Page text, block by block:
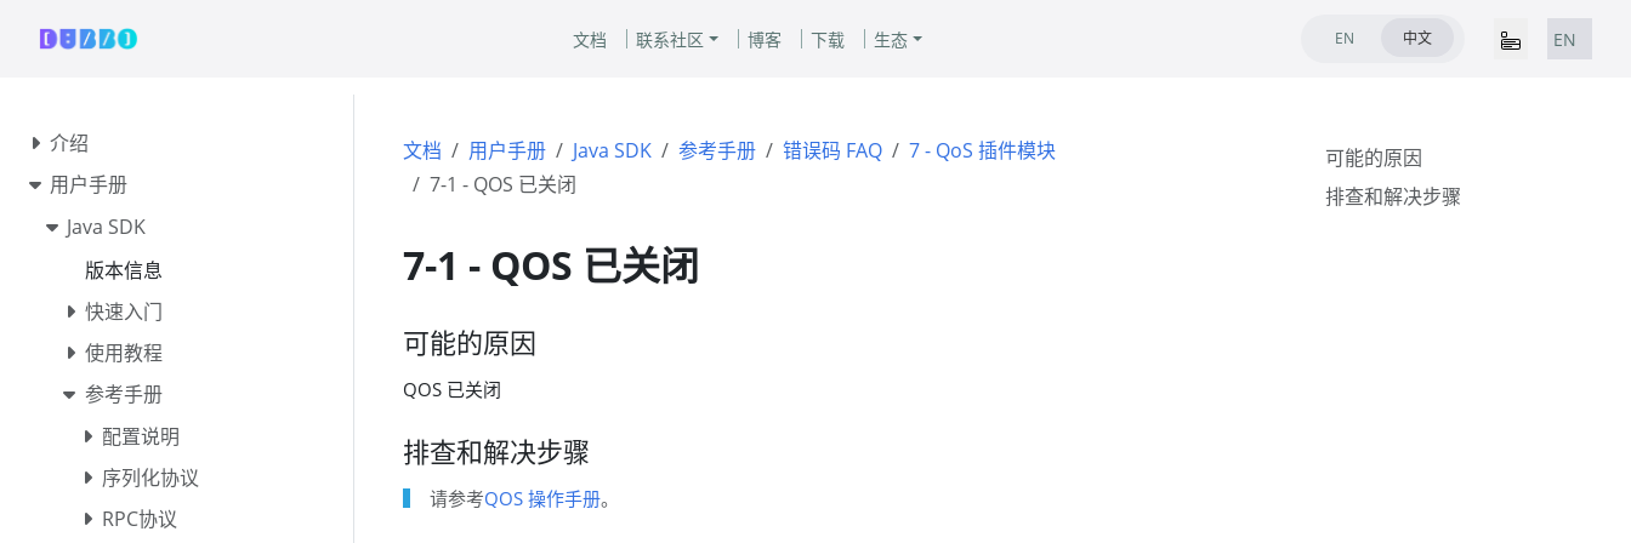
文档 联系社区 博客 下载 生态 EN 中文 EN
介绍
用户手册
Java SDK
版本信息
快速入门
使用教程
参考手册
配置说明
序列化协议
RPC协议
文档 用户手册 Java SDK 参考手册 错误码 FAQ
7 - QoS 插件模块
7-1 - QOS 已关闭
7-1 - QOS 已关闭
可能的原因
QOS 已关闭
排查和解决步骤
请参考QOS 操作手册。
可能的原因
排查和解决步骤